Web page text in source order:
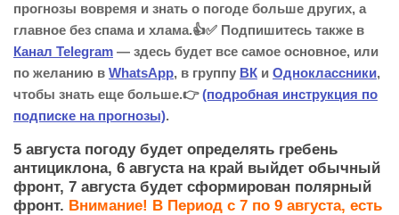
прогнозы вовремя и знать о погоде больше других, а
главное без спама и хлама.👍✅ Подпишитесь также в
Канал Telegram — здесь будет все самое основное, или
по желанию в WhatsApp, в группу ВК и Одноклассники,
чтобы знать еще больше.👉(подробная инструкция по
подписке на прогнозы).
5 августа погоду будет определять гребень
антициклона, 6 августа на край выйдет обычный
фронт, 7 августа будет сформирован полярный
фронт. Внимание! В Период с 7 по 9 августа, есть